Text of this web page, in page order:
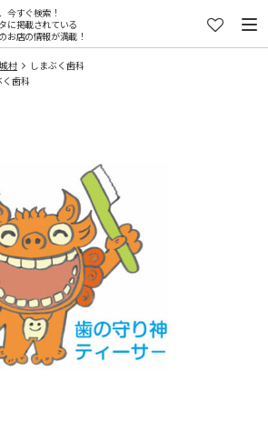
今すぐ検索！
に掲載されている
お店の情報が満載！
村
しまぶく歯科
く歯科